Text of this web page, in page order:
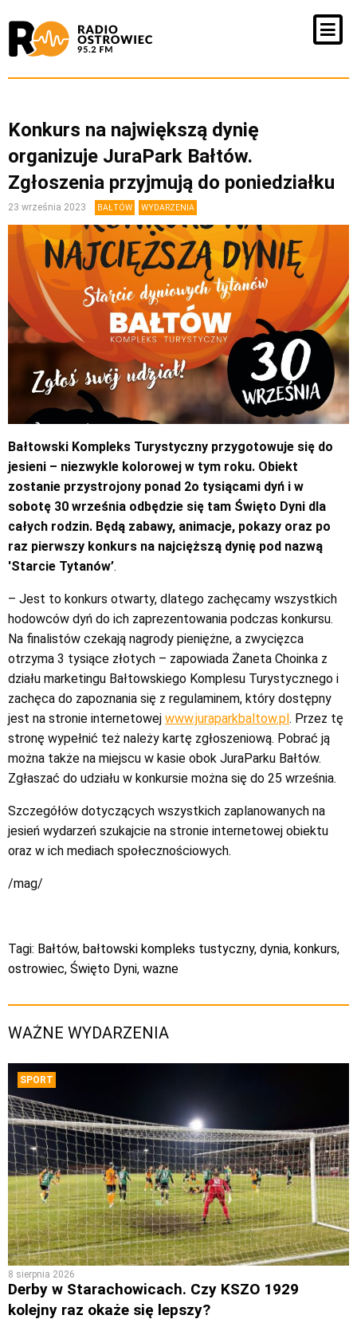
Konkurs na największą dynię
organizuje JuraPark Bałtów.
Zgłoszenia przyjmują do poniedziałku
23 września 2023 BAŁTÓW WYDARZENIA
Bałtowski Kompleks Turystyczny przygotowuje się do
jesieni – niezwykle kolorowej w tym roku. Obiekt
zostanie przystrojony ponad 2o tysiącami dyń i w
sobotę 30 września odbędzie się tam Święto Dyni dla
całych rodzin. Będą zabawy, animacje, pokazy oraz po
raz pierwszy konkurs na najcięższą dynię pod nazwą
'Starcie Tytanów’.
– Jest to konkurs otwarty, dlatego zachęcamy wszystkich
hodowców dyń do ich zaprezentowania podczas konkursu.
Na finalistów czekają nagrody pieniężne, a zwycięzca
otrzyma 3 tysiące złotych – zapowiada Żaneta Choinka z
działu marketingu Bałtowskiego Komplesu Turystycznego i
zachęca do zapoznania się z regulaminem, który dostępny
jest na stronie internetowej www.juraparkbaltow.pl. Przez tę
stronę wypełnić też należy kartę zgłoszeniową. Pobrać ją
można także na miejscu w kasie obok JuraParku Bałtów.
Zgłaszać do udziału w konkursie można się do 25 września.
Szczegółów dotyczących wszystkich zaplanowanych na
jesień wydarzeń szukajcie na stronie internetowej obiektu
oraz w ich mediach społecznościowych.
/mag/
Tagi: Bałtów, bałtowski kompleks tustyczny, dynia, konkurs,
ostrowiec, Święto Dyni, wazne
WAŻNE WYDARZENIA
SPORT
8 sierpnia 2026
Derby w Starachowicach. Czy KSZO 1929
kolejny raz okaże się lepszy?